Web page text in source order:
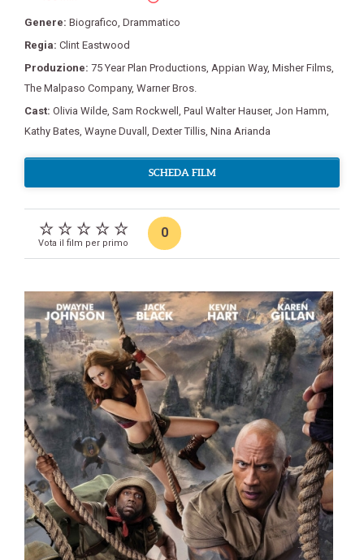
Genere: Biografico, Drammatico
Regia: Clint Eastwood
Produzione: 75 Year Plan Productions, Appian Way, Misher Films,
The Malpaso Company, Warner Bros.
Cast: Olivia Wilde, Sam Rockwell , Paul Walter Hauser, Jon Hamm,
Kathy Bates, Wayne Duvall , Dexter Tillis, Nina Arianda
SCHEDA FILM
Vota il film per primo
0